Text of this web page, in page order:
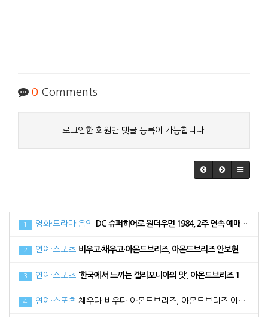
0 Comments
로그인한 회원만 댓글 등록이 가능합니다.
1 영화·드라마·음악 DC 슈퍼히어로 원더우먼 1984, 2주 연속 예매 순위 1위로 34만 관객 동원
2 연예·스포츠 비우고·채우고·아몬드브리즈, 아몬드브리즈 안보현 광고 메이킹 필름 공개
3 연예·스포츠 ‘한국에서 느끼는 캘리포니아의 맛’, 아몬드브리즈 17일 라치카 가비와 함께 라이브방송 진행
4 연예·스포츠 채우다 비우다 아몬드브리즈, 아몬드브리즈 이다희와 함께한 광고 메이킹 필름 공개